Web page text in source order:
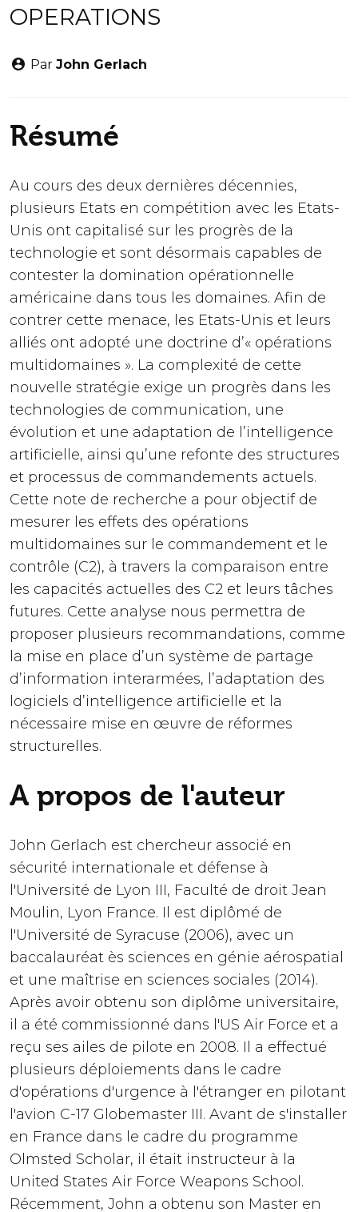
OPERATIONS
ParJohn Gerlach
Résumé
Au cours des deux dernières décennies,
plusieurs Etats en compétition avec les Etats-
Unis ont capitalisé sur les progrès de la
technologie et sont désormais capables de
contester la domination opérationnelle
américaine dans tous les domaines. Afin de
contrer cette menace, les Etats-Unis et leurs
alliés ont adopté une doctrine d’« opérations
multidomaines ». La complexité de cette
nouvelle stratégie exige un progrès dans les
technologies de communication, une
évolution et une adaptation de l’intelligence
artificielle, ainsi qu’une refonte des structures
et processus de commandements actuels.
Cette note de recherche a pour objectif de
mesurer les effets des opérations
multidomaines sur le commandement et le
contrôle (C2), à travers la comparaison entre
les capacités actuelles des C2 et leurs tâches
futures. Cette analyse nous permettra de
proposer plusieurs recommandations, comme
la mise en place d’un système de partage
d’information interarmées, l’adaptation des
logiciels d’intelligence artificielle et la
nécessaire mise en œuvre de réformes
structurelles.
A propos de l'auteur
John Gerlach est chercheur associé en
sécurité internationale et défense à
l'Université de Lyon III, Faculté de droit Jean
Moulin, Lyon France. Il est diplômé de
l'Université de Syracuse (2006), avec un
baccalauréat ès sciences en génie aérospatial
et une maîtrise en sciences sociales (2014).
Après avoir obtenu son diplôme universitaire,
il a été commissionné dans l'US Air Force et a
reçu ses ailes de pilote en 2008. Il a effectué
plusieurs déploiements dans le cadre
d'opérations d'urgence à l'étranger en pilotant
l'avion C-17 Globemaster III. Avant de s'installer
en France dans le cadre du programme
Olmsted Scholar, il était instructeur à la
United States Air Force Weapons School.
Récemment, John a obtenu son Master en